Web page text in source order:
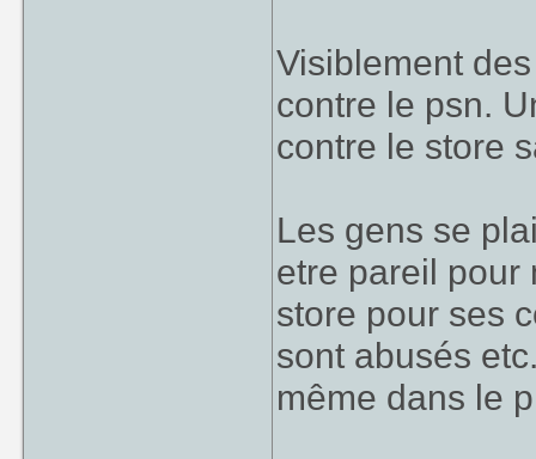
Visiblement
contre le psn.
contre le store
Les gens se
etre pareil pour
store pour ses
sont abusés
même dans le